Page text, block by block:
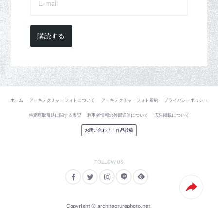
購読する
ホーム アーキテクチャーフォトについて アーキテクチャーフォト規約 プライバシーポリシー
特定商取引法に関する表記 利用者情報の外部送信について 広告掲載について
お問い合わせ / 作品投稿
Copyright © architecturephoto.net.